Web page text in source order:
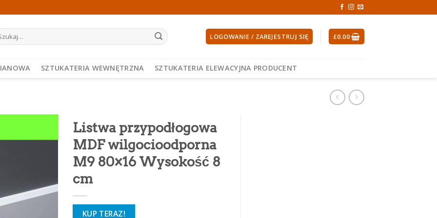
LOGOWANIE / ZAREJESTRUJ SIĘ £0.00
SZTUKATERIA WEWNĘTRZNA SZTUKATERIA ELEWACYJNA PRODUCENT
Listwa przypodłogowa
MDF wilgocioodporna
M9 80×16 Wysokość 8
cm
KUP TERAZ!